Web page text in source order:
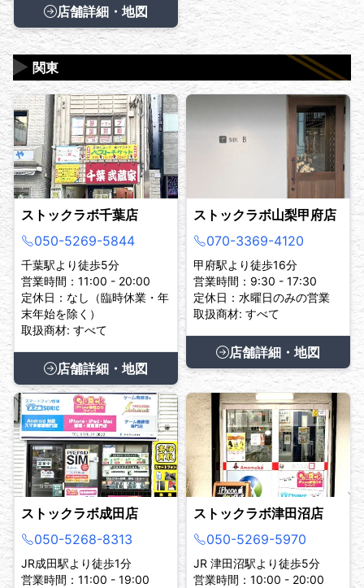
店舗詳細・地図
関東
▶
ストックラボ千葉店
050-5269-5844
千葉駅より徒歩5分
営業時間：11:00 - 20:00
定休日：なし（臨時休業・年
末年始を除く）
取扱商材: すべて
店舗詳細・地図
ストックラボ山梨甲府店
070-3369-4120
甲府駅より徒歩16分
営業時間：9:30 - 17:30
定休日：水曜日のみの営業
取扱商材: すべて
店舗詳細・地図
ストックラボ成田店
050-5268-8313
JR成田駅より徒歩1分
営業時間：11:00 - 19:00
ストックラボ津田沼店
050-5269-5970
JR 津田沼駅より徒歩5分
営業時間：10:00 - 20:00